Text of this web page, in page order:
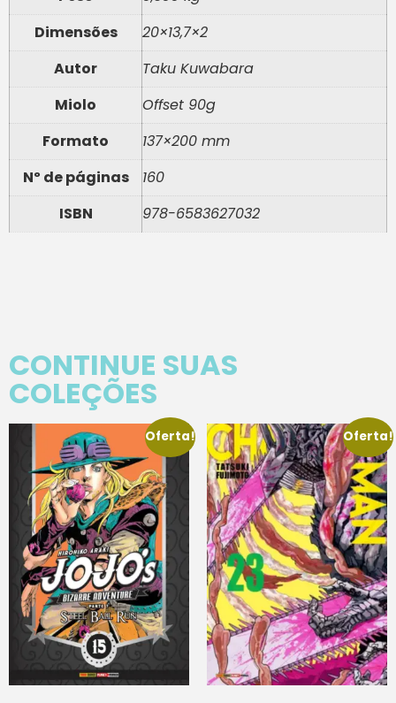
Dimensões
20×13,7×2
Autor
Taku Kuwabara
Miolo
Offset 90g
Formato
137×200 mm
Nº de páginas
160
ISBN
978-6583627032
CONTINUE SUAS
COLEÇÕES
Oferta! Oferta!